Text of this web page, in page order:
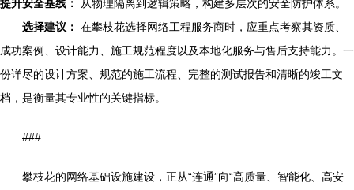
提升安全基线：
从物理隔离到逻辑策略，构建多层次的安全防护体系。
选择建议： 在攀枝花选择网络工程服务商时，应重点考察其资质、
成功案例、设计能力、施工规范程度以及本地化服务与售后支持能力。一
份详尽的设计方案、规范的施工流程、完整的测试报告和清晰的竣工文
档，是衡量其专业性的关键指标。
###
攀枝花的网络基础设施建设，正从“连通”向“高质量、智能化、高安